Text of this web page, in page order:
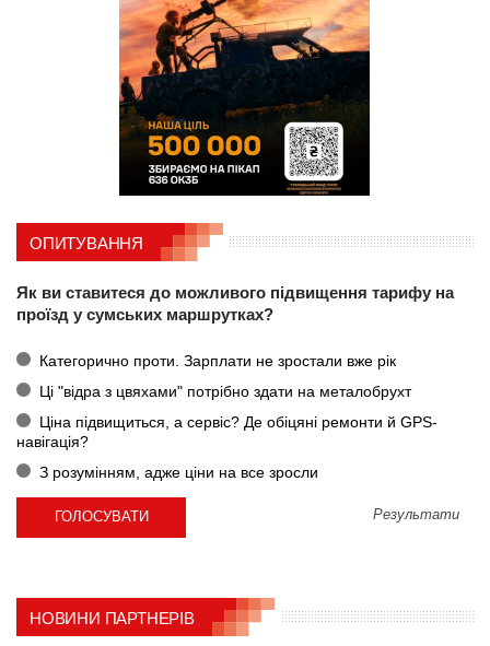
ОПИТУВАННЯ
Як ви ставитеся до можливого підвищення тарифу на
проїзд у сумських маршрутках?
Категорично проти. Зарплати не зростали вже рік
Ці "відра з цвяхами" потрібно здати на металобрухт
Ціна підвищиться, а сервіс? Де обіцяні ремонти й GPS-
навігація?
З розумінням, адже ціни на все зросли
Результати
НОВИНИ ПАРТНЕРІВ